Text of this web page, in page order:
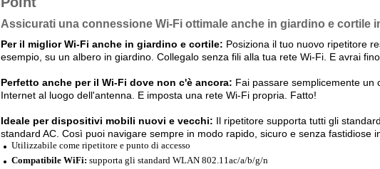
Assicurati una connessione Wi-Fi ottimale anche in giardino e cortile
Per il miglior Wi-Fi anche in giardino e cortile: Posiziona il tuo nuovo ripetitore
esempio, su un albero in giardino. Collegalo senza fili alla tua rete Wi-Fi. E avrai
Perfetto anche per il Wi-Fi dove non c'è ancora: Fai passare semplicemente un
Internet al luogo dell'antenna. E imposta una rete Wi-Fi propria. Fatto!
Ideale per dispositivi mobili nuovi e vecchi: Il ripetitore supporta tutti gli
standard AC. Così puoi navigare sempre in modo rapido, sicuro e senza fastidiose
Utilizzabile come ripetitore e punto di accesso
Compatibile WiFi: supporta gli standard WLAN 802.11ac/a/b/g/n